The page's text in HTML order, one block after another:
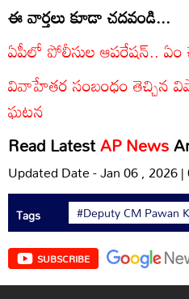
ఈ వార్తలు కూడా చదవండి...
ఏపీలో పోలీసుల ఆపరేషన్..
వివాహేతర సంబంధం తెచ్చిన
ఘటన
Read LatestAP News
Updated Date - Jan 06 , 2026
Tags #Deputy CM Pawan
SUBSCRIBE